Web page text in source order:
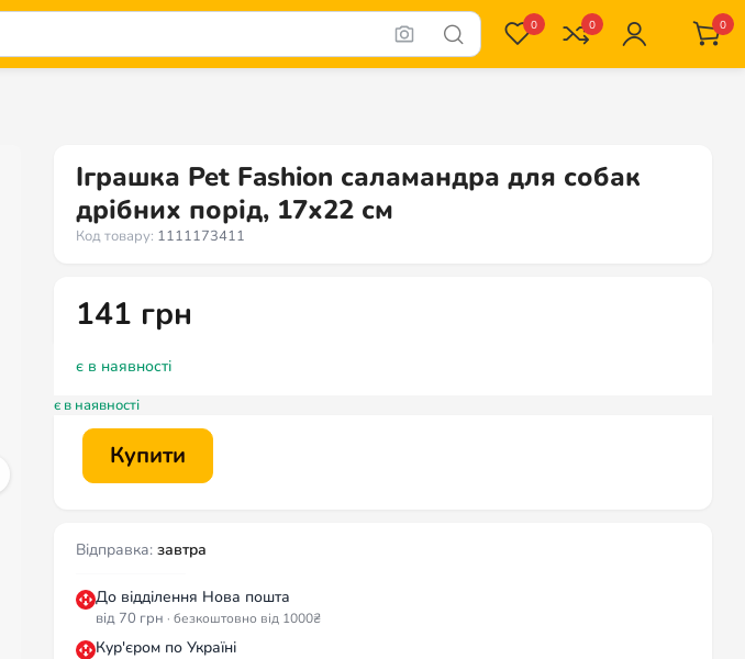
0 0 0
Іграшка Pet Fashion саламандра для собак
дрібних порід, 17х22 см
Код товару: 1111173411
141 грн
є в наявності
є в наявності
Купити
Відправка: завтра
До відділення Нова пошта
від 70 грн · безкоштовно від 1000₴
Кур'єром по Україні